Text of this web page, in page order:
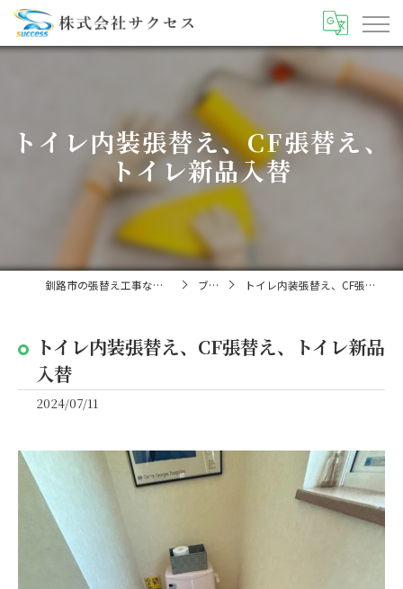
トイレ内装張替え、CF張替え、
トイレ新品入替
釧路市の張替え工事なら株式会社サクセス ブログ トイレ内装張替え、CF張替え、トイレ新品入替
トイレ内装張替え、CF張替え、トイレ新品
入替
2024/07/11